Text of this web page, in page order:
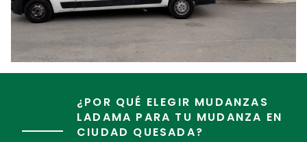
¿POR QUÉ ELEGIR MUDANZAS
LADAMA PARA TU MUDANZA EN
CIUDAD QUESADA?